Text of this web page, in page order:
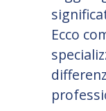
Ecco